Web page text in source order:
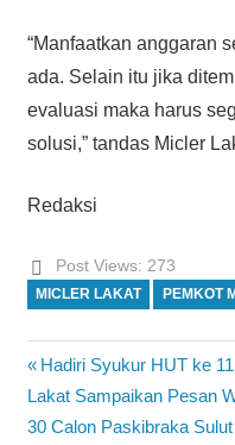
“Manfaatkan anggaran
ada. Selain itu jika
evaluasi maka harus
solusi,” tandas Micler
Redaksi
Post Views: 273
MICLER LAKAT PEMKOT
Navigasi
pos
Previous
Post:
Hadiri Syukur HUT ke
Lakat Sampaikan Pesan
Next
30 Calon Paskibraka